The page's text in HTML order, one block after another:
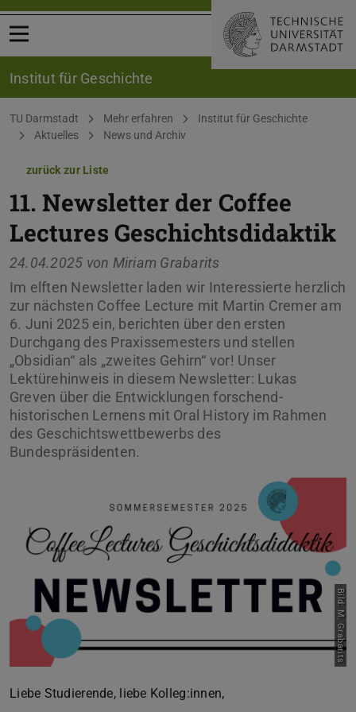
Menü öffnen
Institut für Geschichte
Sie befinden sich hier:
TU Darmstadt Mehr erfahren
Institut für Geschichte
Aktuelles
News und Archiv
zurück zur Liste
11. Newsletter der Coffee
Lectures Geschichtsdidaktik
24.04.2025 von Miriam Grabarits
Im elften Newsletter laden wir Interessierte herzlich
zur nächsten Coffee Lecture mit Martin Cremer am
6. Juni 2025 ein, berichten über den ersten
Durchgang des Praxissemesters und stellen
„Obsidian“ als „zweites Gehirn“ vor! Unser
Lektürehinweis in diesem Newsletter: Lukas
Greven über die Entwicklungen forschend-
historischen Lernens mit Oral History im Rahmen
des Geschichtswettbewerbs des
Bundespräsidenten.
Bild: M. Grabarits
Liebe Studierende, liebe Kolleg:innen,